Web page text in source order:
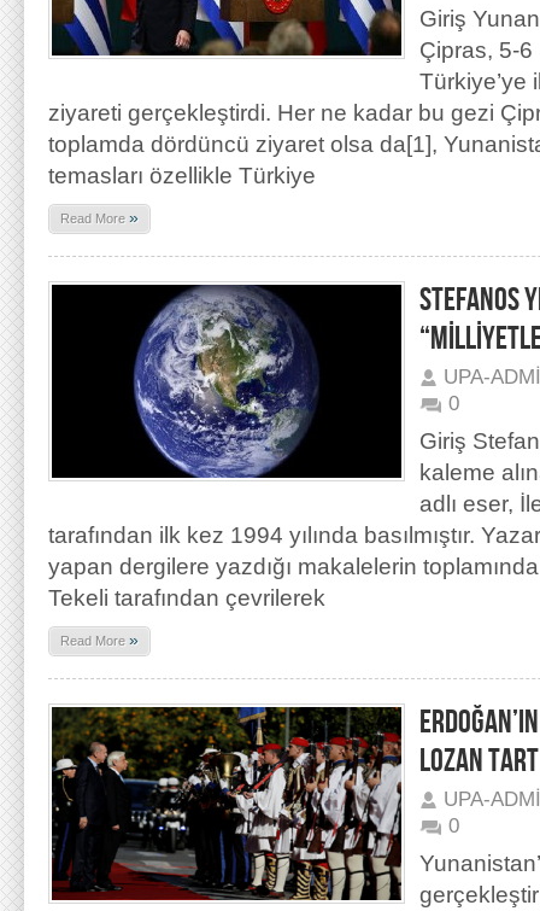
Giriş
Çipras, 5-
Türkiye’ye
ziyareti gerçekleştirdi. Her ne kadar bu gezi
toplamda dördüncü ziyaret olsa da[1],
temasları özellikle Türkiye
Read More »
STEFANOS
UPA-
0
Giriş
kaleme
adlı eser,
tarafından ilk kez 1994 yılında basılmıştır.
yapan dergilere yazdığı makalelerin
Tekeli tarafından çevrilerek
Read More »
LOZAN
UPA-
0